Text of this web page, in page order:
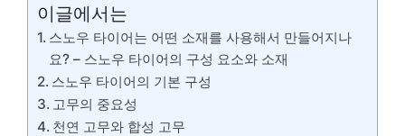
이글에서는
스노우 타이어는 어떤 소재를 사용해서 만들어지나
요? – 스노우 타이어의 구성 요소와 소재
스노우 타이어의 기본 구성
고무의 중요성
천연 고무와 합성 고무